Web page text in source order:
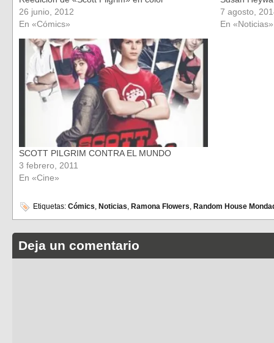
26 junio, 2012
En «Cómics»
7 agosto,
En «Noticias»
SCOTT PILGRIM CONTRA EL MUNDO
3 febrero, 2011
En «Cine»
Etiquetas: Cómics Noticias Ramona Flowers Random House
Deja un comentario